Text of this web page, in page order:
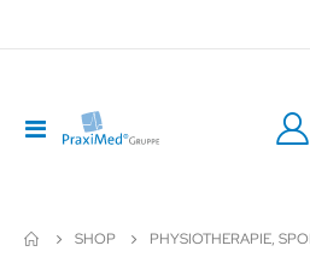
Navigation
umschalten
SHOP PHYSIOTHERAPIE,